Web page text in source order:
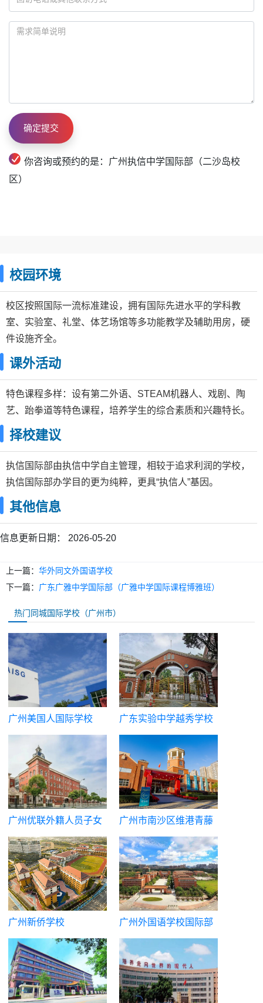
你咨询或预约的是：广州执信中学国际部（二沙岛校
区）
校园环境
校区按照国际一流标准建设，拥有国际先进水平的学科教
室、实验室、礼堂、体艺场馆等多功能教学及辅助用房，硬
件设施齐全。
课外活动
特色课程多样：设有第二外语、STEAM机器人、戏剧、陶
艺、跆拳道等特色课程，培养学生的综合素质和兴趣特长。
择校建议
执信国际部由执信中学自主管理，相较于追求利润的学校，
执信国际部办学目的更为纯粹，更具“执信人”基因。
其他信息
信息更新日期： 2026-05-20
上一篇： 华外同文外国语学校
下一篇： 广东广雅中学国际部（广雅中学国际课程博雅班）
热门同城国际学校（广州市）
广州美国人国际学校
广东实验中学越秀学校
国际部
广州优联外籍人员子女
学校
广州市南沙区维港青藤
中学（原广州市英东中
学）
广州新侨学校 广州外国语学校国际部